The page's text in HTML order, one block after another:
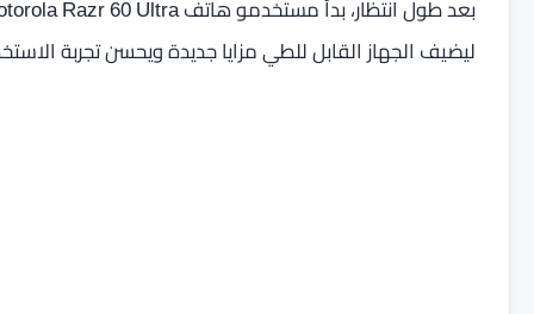
ليضيف الجهاز القابل للطي مزايا جديدة ويحسن تجربة